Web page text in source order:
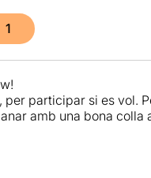
1
participar si es vol.
amb una bona colla